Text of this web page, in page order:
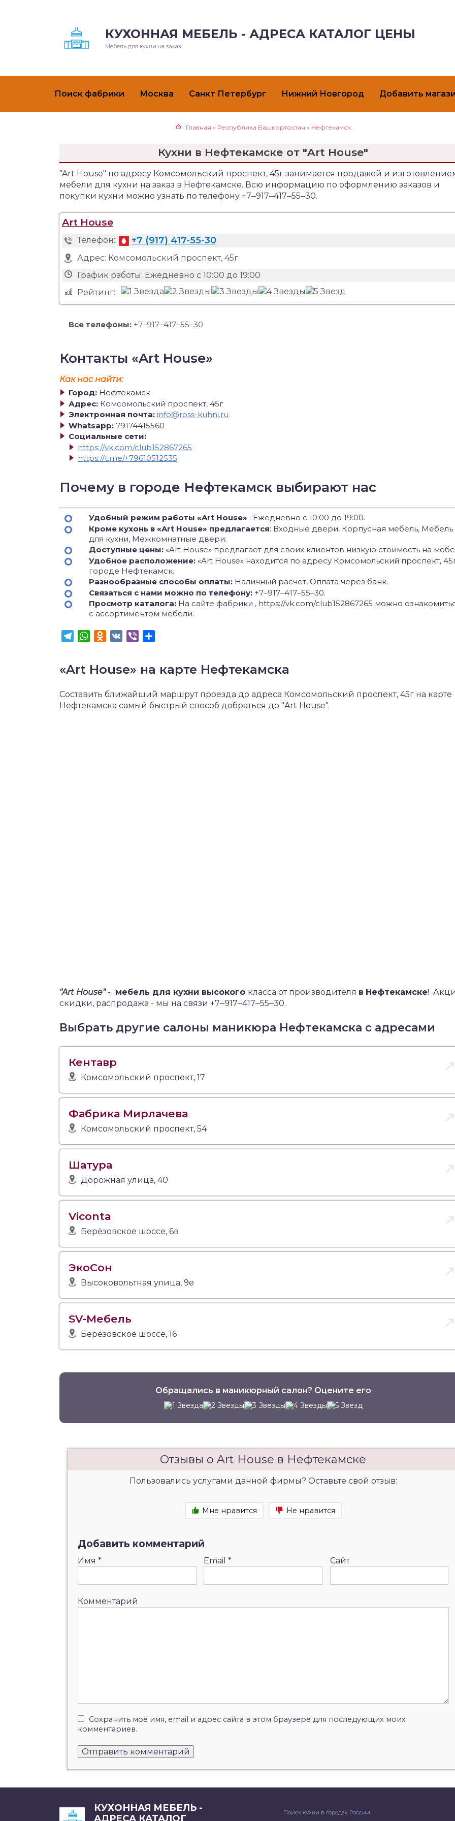
КУХОННАЯ МЕБЕЛЬ - АДРЕСА КАТАЛОГ ЦЕНЫ
Мебель для кухни на заказ
Поиск фабрики Москва Санкт Петербург Нижний Новгород Добавить
Главная » Республика Башкортостан » Нефтекамск
Кухни в Нефтекамске от "Art House"
"Art House" по адресу Комсомольский проспект, 45г занимается продажей и
мебели для кухни на заказ в Нефтекамске. Всю информацию по оформлению заказов и
покупки кухни можно узнать по телефону +7‒917‒417‒55‒30.
Art House
Телефон: +7 (917) 417-55-30
Адрес: Комсомольский проспект, 45г
График работы: Ежедневно с 10:00 до 19:00
Рейтинг:
Все телефоны: +7‒917‒417‒55‒30
Контакты «Art House»
Как нас найти:
Город: Нефтекамск
Адрес: Комсомольский проспект, 45г
Электронная почта: info@ross-kuhni.ru
Whatsapp: 79174415560
Социальные сети:
https://vk.com/club152867265
https://t.me/+79610512535
Почему в городе Нефтекамск выбирают нас
Удобный режим работы «Art House» : Ежедневно с 10:00 до 19:00.
Кроме кухонь в «Art House» предлагается: Входные двери, Корпусная мебель, Мебель
для кухни, Межкомнатные двери.
Доступные цены: «Art House» предлагает для своих клиентов низкую стоимость на
Удобное расположение: «Art House» находится по адресу Комсомольский проспект,
городе Нефтекамск.
Разнообразные способы оплаты: Наличный расчёт, Оплата через банк.
Связаться с нами можно по телефону: +7‒917‒417‒55‒30.
Просмотр каталога: На сайте фабрики , https://vk.com/club152867265 можно
с ассортиментом мебели.
TelegramWhatsApp
Odnoklassniki
VK Viber
«Art House» на карте Нефтекамска
Составить ближайший маршрут проезда до адреса Комсомольский проспект, 45г на карте
Нефтекамска самый быстрый способ добраться до "Art House".
"Art House"- мебель для кухни высокого класса от производителя в Нефтекамске!
скидки, распродажа - мы на связи +7‒917‒417‒55‒30.
Выбрать другие салоны маникюра Нефтекамска с адресами
Кентавр
Комсомольский проспект, 17
Фабрика Мирлачева
Комсомольский проспект, 54
Шатура
Дорожная улица, 40
Viconta
Берёзовское шоссе, 6в
ЭкоСон
Высоковольтная улица, 9е
SV-Мебель
Берёзовское шоссе, 16
Обращались в маникюрный салон? Оцените его
Отзывы о Art House в Нефтекамске
Пользовались услугами данной фирмы? Оставьте свой отзыв:
Мне нравится Не нравится
Добавить комментарий
Имя * Email* Сайт
Комментарий
Сохранить моё имя, email и адрес сайта в этом браузере для последующих моих
комментариев.
КУХОННАЯ МЕБЕЛЬ -
АДРЕСА КАТАЛОГ
Поиск кухни в городах России